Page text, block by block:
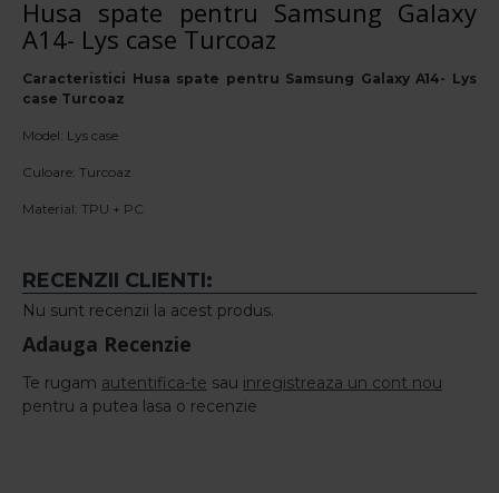
Husa spate pentru Samsung Galaxy
A14- Lys case Turcoaz
Caracteristici Husa spate pentru Samsung Galaxy A14- Lys
case Turcoaz
Model: Lys case
Culoare: Turcoaz
Material: TPU + PC
RECENZII CLIENTI:
Nu sunt recenzii la acest produs.
Adauga Recenzie
Te rugam autentifica-te sau inregistreaza un cont nou
pentru a putea lasa o recenzie